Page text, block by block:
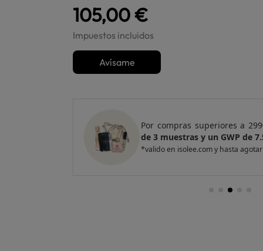
105,00 €
Impuestos incluidos
Avísame
Por compras superiores a
de 3 muestras y un GWP de
*valido en isolee.com y hasta